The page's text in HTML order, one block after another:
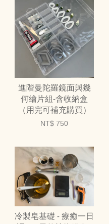
進階曼陀羅鏡面與幾
何繪片組-含收納盒
（用完可補充購買）
NT$ 750
冷製皂基礎 - 療癒一日